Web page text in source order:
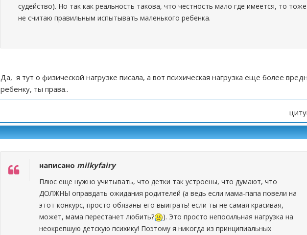
судейство). Но так как реальность такова, что честность мало где имеется, то тоже
не считаю правильным испытывать маленького ребенка.
Да, я тут о физической нагрузке писала, а вот психическая нагрузка еще более
ребенку, ты права..
написано milkyfairy
Плюс еще нужно учитывать, что детки так устроены, что думают, что
ДОЛЖНЫ оправдать ожидания родителей (а ведь если мама-папа повели на
этот конкурс, просто обязаны его выиграть! если ты не самая красивая,
может, мама перестанет любить?
). Это просто непосильная нагрузка на
неокрепшую детскую психику! Поэтому я никогда из принципиальных